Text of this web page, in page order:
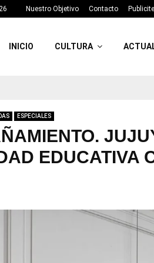
Nuestro Objetivo Contacto Publicite
INICIO CULTURA
ESPECIALES
EDUCATIVA